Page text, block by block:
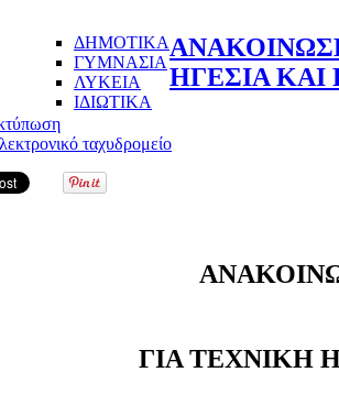
ΔΗΜΟΤΙΚΑ
ΓΥΜΝΑΣΙΑ
ΛΥΚΕΙΑ
ΙΔΙΩΤΙΚΑ
ΗΓΕΣΙΑ ΚΑΙ
ταχυδρομείο
ΓΙΑ ΤΕΧΝΙΚΗ